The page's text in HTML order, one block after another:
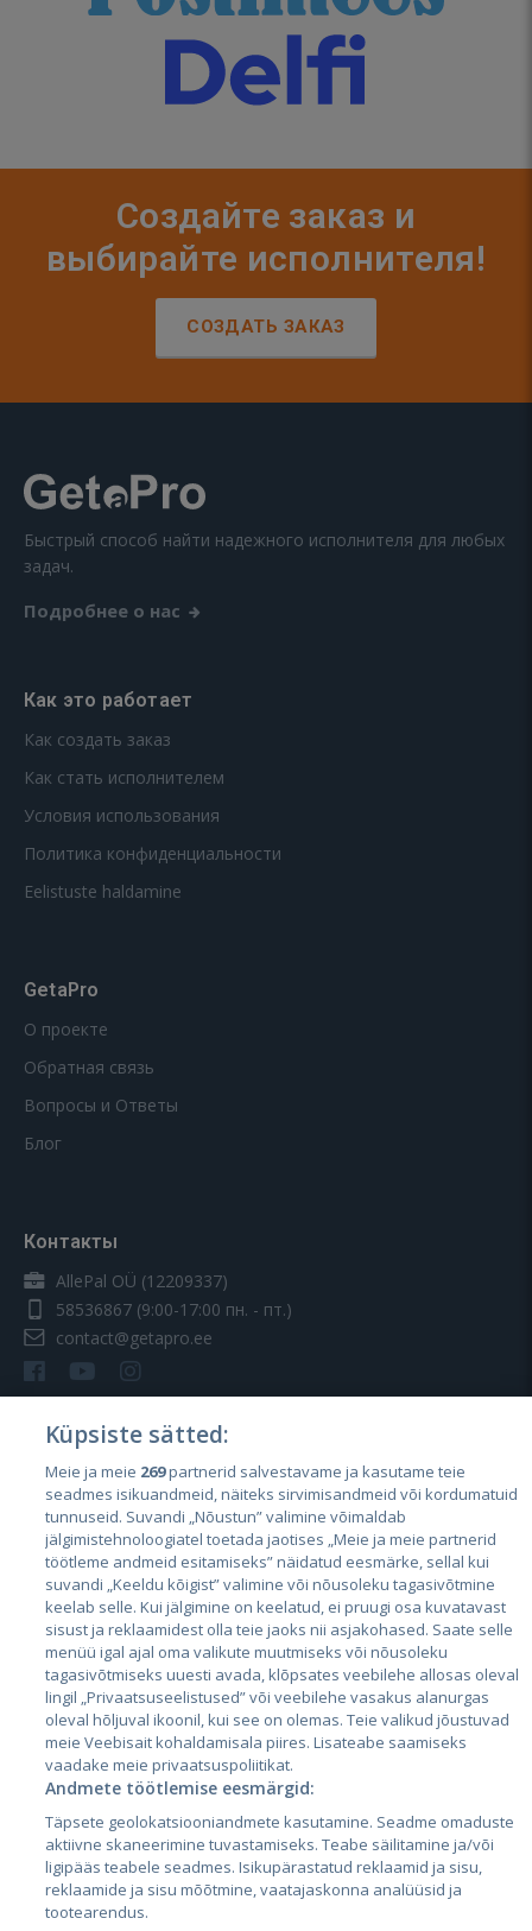
Создайте заказ и
выбирайте исполнителя!
СОЗДАТЬ ЗАКАЗ
Быстрый способ найти надежного исполнителя для любых
задач.
Подробнее о нас
Как это работает
Как создать заказ
Как стать исполнителем
Условия использования
Политика конфиденциальности
Eelistuste haldamine
GetaPro
О проекте
Обратная связь
Вопросы и Ответы
Блог
Контакты
AllePal OÜ (12209337)
58536867 (9:00-17:00 пн. - пт.)
contact@getapro.ee
Страны
Эстония
Латвия
Литва
City24.lv
City24.ee
GetaPro.lv
GetaPro.ee
CVbankas.lt
Kainos.lt
Paslaugos.lt
auto24.ee
Küpsiste sätted:
Meie ja meie 269partnerid salvestavame ja kasutame teie
seadmes isikuandmeid, näiteks sirvimisandmeid või kordumatuid
tunnuseid. Suvandi „Nõustun” valimine võimaldab
jälgimistehnoloogiatel toetada jaotises „Meie ja meie partnerid
töötleme andmeid esitamiseks” näidatud eesmärke, sellal kui
suvandi „Keeldu kõigist” valimine või nõusoleku tagasivõtmine
keelab selle. Kui jälgimine on keelatud, ei pruugi osa kuvatavast
sisust ja reklaamidest olla teie jaoks nii asjakohased. Saate selle
menüü igal ajal oma valikute muutmiseks või nõusoleku
tagasivõtmiseks uuesti avada, klõpsates veebilehe allosas oleval
lingil „Privaatsuseelistused” või veebilehe vasakus alanurgas
oleval hõljuval ikoonil, kui see on olemas. Teie valikud jõustuvad
meie Veebisait kohaldamisala piires. Lisateabe saamiseks
vaadake meie privaatsuspoliitikat.
Andmete töötlemise eesmärgid:
Täpsete geolokatsiooniandmete kasutamine. Seadme omaduste
aktiivne skaneerimine tuvastamiseks. Teabe säilitamine ja/või
ligipääs teabele seadmes. Isikupärastatud reklaamid ja sisu,
reklaamide ja sisu mõõtmine, vaatajaskonna analüüsid ja
tootearendus.